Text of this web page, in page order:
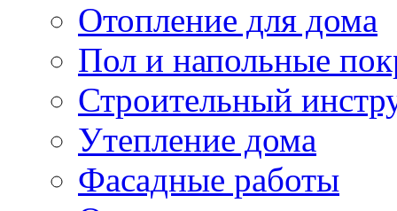
Отопление для дома
Пол и напольные
Строительный
Утепление дома
Фасадные работы